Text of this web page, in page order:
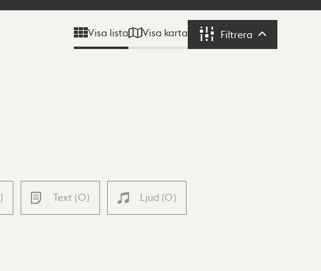
Visa lista Visa karta Filtrera Filtrera
) Text (0) Ljud (0)